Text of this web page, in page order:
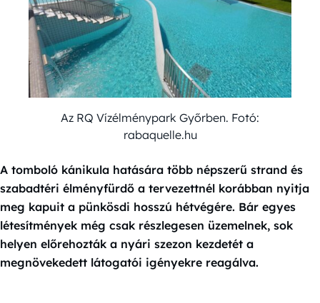
Az RQ Vízélménypark Győrben. Fotó:
rabaquelle.hu
A tomboló kánikula hatására több népszerű strand és
szabadtéri élményfürdő a tervezettnél korábban nyitja
meg kapuit a pünkösdi hosszú hétvégére. Bár egyes
létesítmények még csak részlegesen üzemelnek, sok
helyen előrehozták a nyári szezon kezdetét a
megnövekedett látogatói igényekre reagálva.